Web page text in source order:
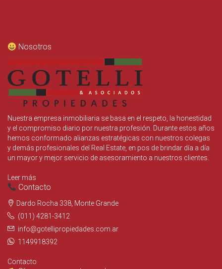
Nosotros
Nuestra empresa inmobiliaria se basa en el respeto, la honestidad
y el compromiso diario por nuestra profesión. Durante estos años
hemos conformado alianzas estratégicas con nuestros colegas
y demás profesionales del Real Estate, en pos de brindar día a día
un mayor y mejor servicio de asesoramiento a nuestros clientes.
Leer más
Contacto
Dardo Rocha 338, Monte Grande
(011) 4281-3412
info@gotellipropiedades.com.ar
1149918392
Contacto